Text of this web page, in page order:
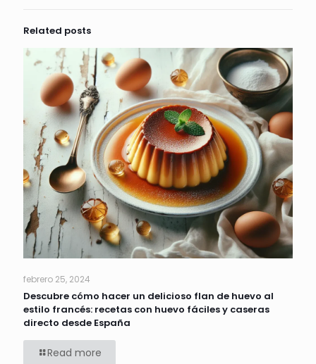
Related posts
febrero 25, 2024
Descubre cómo hacer un delicioso flan de huevo al
estilo francés: recetas con huevo fáciles y caseras
directo desde España
Read more